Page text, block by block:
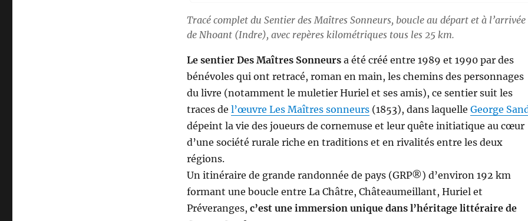
Tracé complet du Sentier des Maîtres Sonneurs, boucle au départ et à l’arrivée
de Nhoant (Indre), avec repères kilométriques tous les 25 km.
Le sentier Des Maîtres Sonneursa été créé entre 1989 et 1990 par des
bénévoles qui ont retracé, roman en main, les chemins des personnages
du livre (notamment le muletier Huriel et ses amis), ce sentier suit les
traces de l’œuvre Les Maîtres sonneurs(1853), dans laquelle George
dépeint la vie des joueurs de cornemuse et leur quête initiatique au cœur
d’une société rurale riche en traditions et en rivalités entre les deux
régions.
Un itinéraire de grande randonnée de pays (GRP®) d’environ 192 km
formant une boucle entre La Châtre, Châteaumeillant, Huriel et
Préveranges, c’est une immersion unique dans l’héritage littéraire de